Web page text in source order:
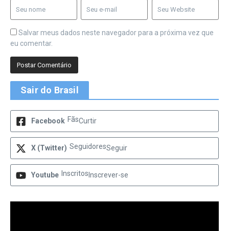
Salvar meus dados neste navegador para a próxima vez que
eu comentar.
Sair do Brasil
Facebook FãsCurtir
X (Twitter) SeguidoresSeguir
Youtube Inscritos Inscrever-se